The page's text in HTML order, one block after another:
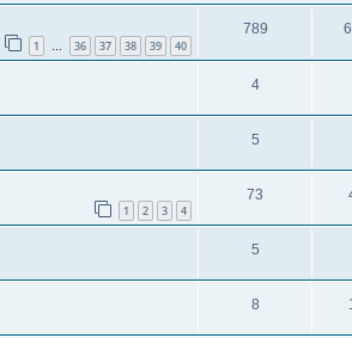
1 … 36 37 38 39 40
789
4
5
1 2 3 4
73
5
8